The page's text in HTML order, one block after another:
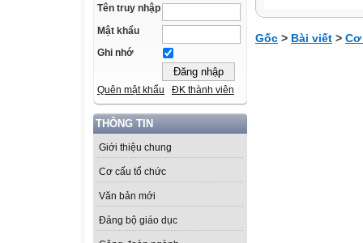
Tên truy nhập
Mật khẩu
Ghi nhớ
Quên mật khẩu ĐK thành viên
THÔNG TIN
Giới thiệu chung
Cơ cấu tổ chức
Văn bản mới
Đảng bộ giáo dục
Gốc > Bài viết >